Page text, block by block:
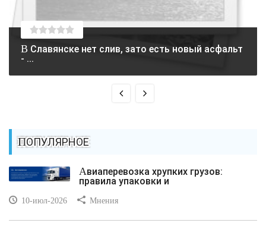
В Славянске нет слив, зато есть новый асфальт
- ...
ПОПУЛЯРНОЕ
Авиаперевозка хрупких грузов:
правила упаковки и
10-июл-2026 Мнения